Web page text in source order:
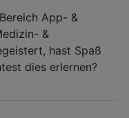
App- &
&
hast Spaß
dies erlernen?